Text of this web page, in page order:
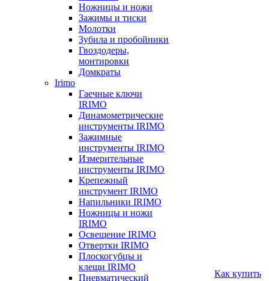
Ножницы и ножи
Зажимы и тиски
Молотки
Зубила и пробойники
Гвоздодеры,
монтировки
Домкраты
Irimo
Гаечные ключи
IRIMO
Динамометрические
инструменты IRIMO
Зажимные
инструменты IRIMO
Измерительные
инструменты IRIMO
Крепежный
инструмент IRIMO
Напильники IRIMO
Ножницы и ножи
IRIMO
Освещение IRIMO
Отвертки IRIMO
Плоскогубцы и
клещи IRIMO
Пневматический
Как купить